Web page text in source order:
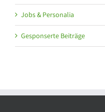
Jobs & Personalia
Gesponserte Beiträge